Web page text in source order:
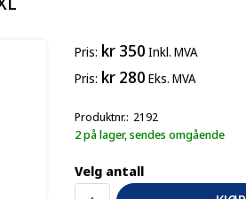
Pris kr 350 Inkl. MVA
Pris kr 280 Eks. MVA
Produktnr. 2192
2 på lager, sendes omgående
Velg antall